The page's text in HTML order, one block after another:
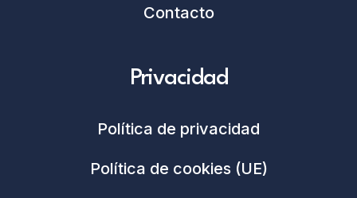
Contacto
Privacidad
Política de privacidad
Política de cookies (UE)